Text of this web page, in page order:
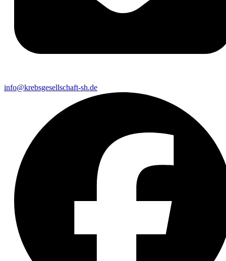
info@krebsgesellschaft-sh.de